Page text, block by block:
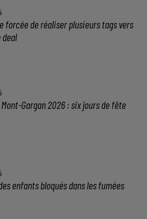
forcée de réaliser plusieurs tags vers
deal
Gargan 2026 : six jours de fête
enfants bloqués dans les fumées